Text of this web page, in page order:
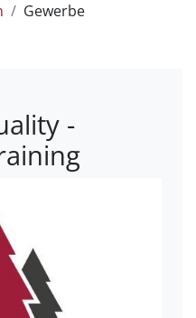
Gewerbe
-